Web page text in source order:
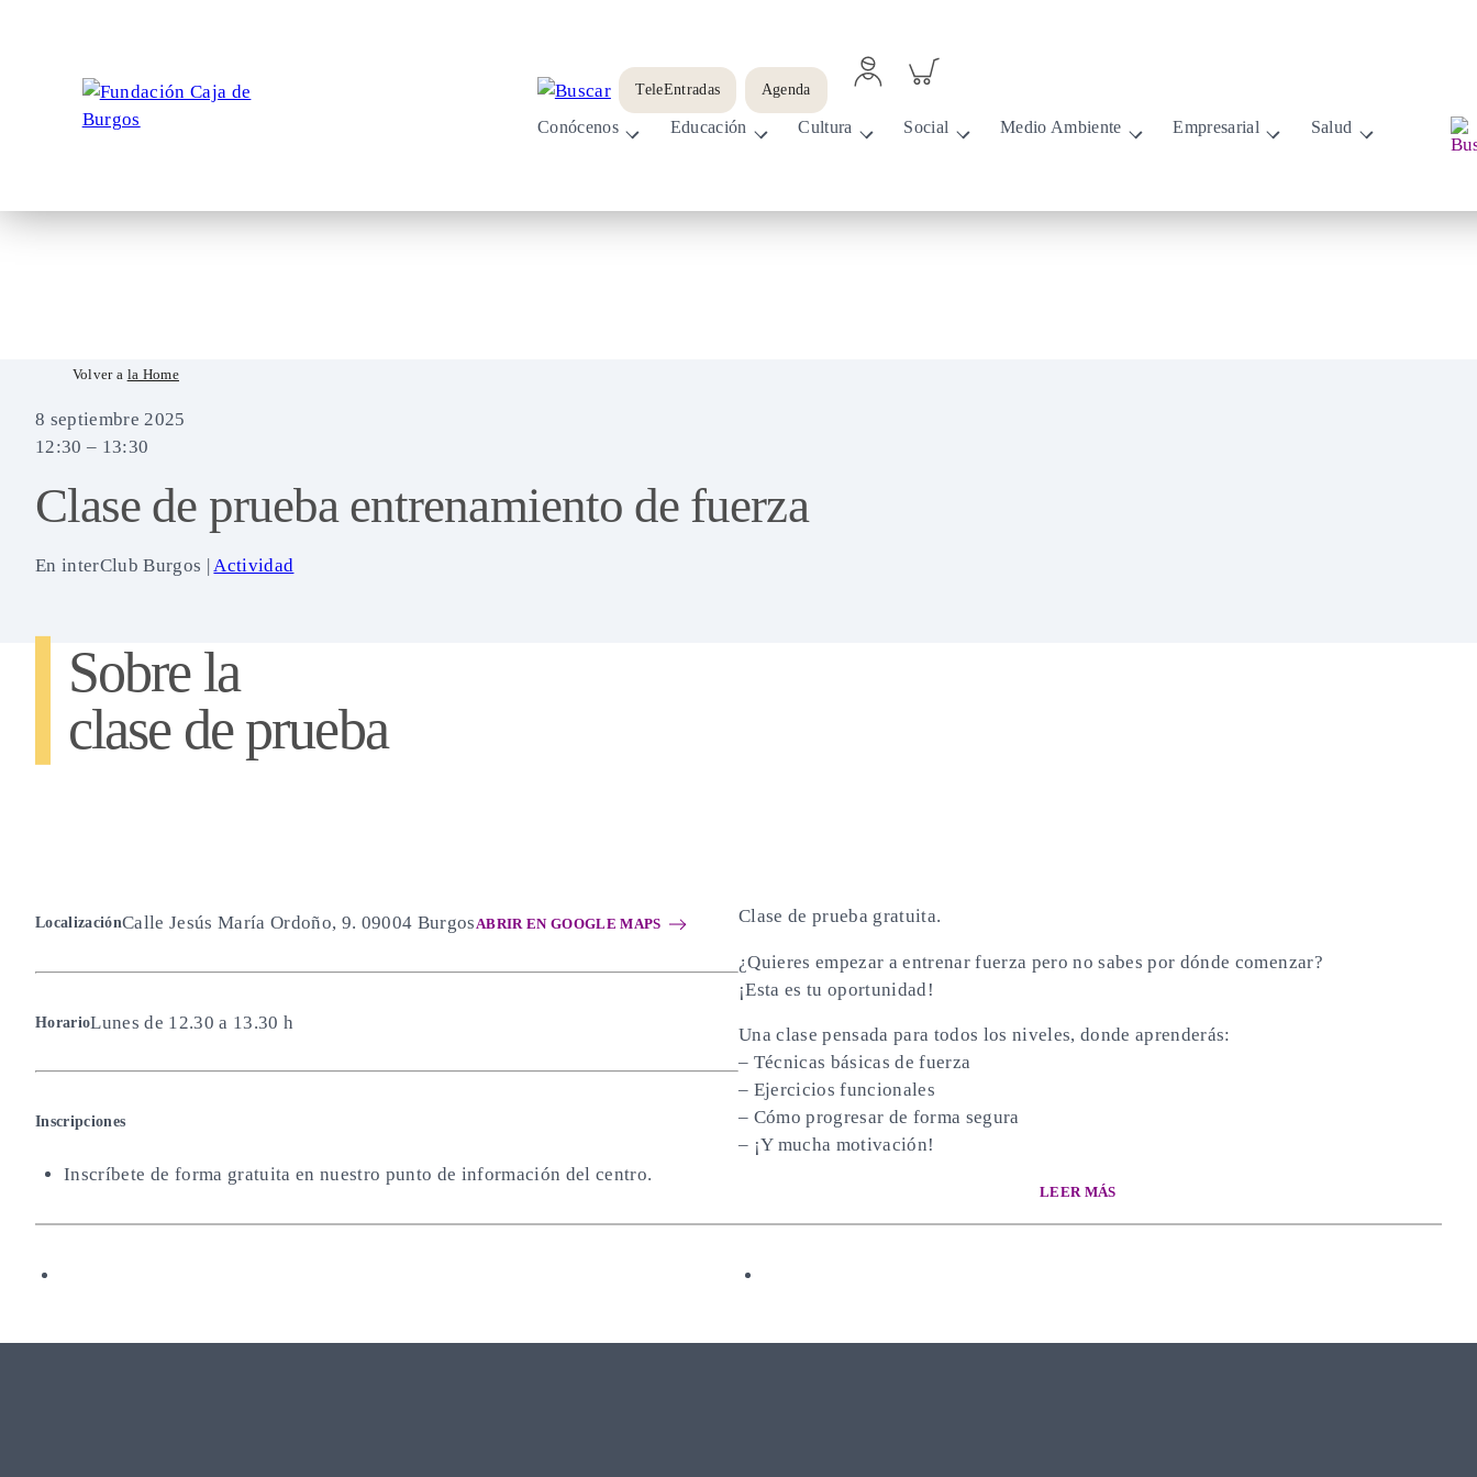
content
TeleEntradas Agenda
Acceder
a
Inspeccionar
carrito
Conócenos Educación Cultura Social Medio Ambiente Empresarial Salud
Volver a la Home
8 septiembre 2025
12:30 – 13:30
Clase de prueba entrenamiento de fuerza
EninterClub Burgos |Actividad
Sobre la
clase de prueba
LocalizaciónCalle Jesús María Ordoño, 9. 09004 BurgosABRIR EN GOOGLE MAPS
HorarioLunes de 12.30 a 13.30 h
Inscripciones
Inscríbete de forma gratuita en nuestro punto de información del centro.
Clase de prueba gratuita.
¿Quieres empezar a entrenar fuerza pero no sabes por dónde comenzar?
¡Esta es tu oportunidad!
Una clase pensada para todos los niveles, donde aprenderás:
– Técnicas básicas de fuerza
– Ejercicios funcionales
– Cómo progresar de forma segura
– ¡Y mucha motivación!
LEER MÁS